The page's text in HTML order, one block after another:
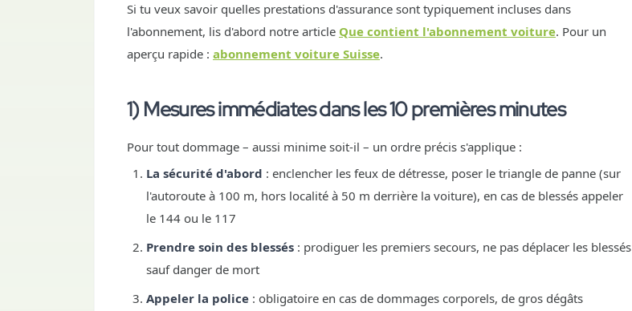
Si tu veux savoir quelles prestations d'assurance sont typiquement incluses dans
l'abonnement, lis d'abord notre article Que contient l'abonnement voiture. Pour un
aperçu rapide : abonnement voiture Suisse.
1) Mesures immédiates dans les 10 premières minutes
Pour tout dommage – aussi minime soit-il – un ordre précis s'applique :
La sécurité d'abord : enclencher les feux de détresse, poser le triangle de panne (sur
l'autoroute à 100 m, hors localité à 50 m derrière la voiture), en cas de blessés appeler
le 144 ou le 117
Prendre soin des blessés : prodiguer les premiers secours, ne pas déplacer les blessés
sauf danger de mort
Appeler la police : obligatoire en cas de dommages corporels, de gros dégâts